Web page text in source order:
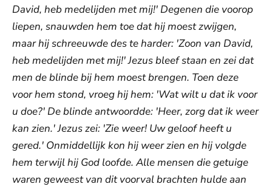
David, heb medelijden met mij!' Degenen die voorop
liepen, snauwden hem toe dat hij moest zwijgen,
maar hij schreeuwde des te harder: 'Zoon van David,
heb medelijden met mij!' Jezus bleef staan en zei dat
men de blinde bij hem moest brengen. Toen deze
voor hem stond, vroeg hij hem: 'Wat wilt u dat ik voor
u doe?' De blinde antwoordde: 'Heer, zorg dat ik weer
kan zien.' Jezus zei: 'Zie weer! Uw geloof heeft u
gered.' Onmiddellijk kon hij weer zien en hij volgde
hem terwijl hij God loofde. Alle mensen die getuige
waren geweest van dit voorval brachten hulde aan